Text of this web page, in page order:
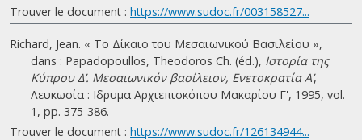
Trouver le document : https://www.sudoc.fr/003158527...
Richard, Jean. « Το Δίκαιο του Μεσαιωνικού Βασιλείου »,
dans : Papadopoullos, Theodoros Ch. (éd.), Ιστορία της
Κύπρου Δ’. Μεσαιωνικόν βασίλειον, Ενετοκρατία A’,
Λευκωσία : Ιδρυμα Αρχιεπισκόπου Μακαρίου Γ', 1995, vol.
1, pp. 375-386.
Trouver le document : https://www.sudoc.fr/126134944...